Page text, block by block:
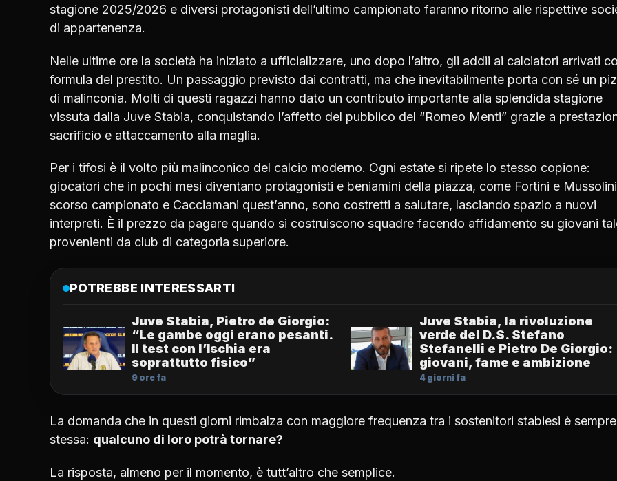
stagione 2025/2026 e diversi protagonisti dell’ultimo campionato faranno ritorno alle rispettive
di appartenenza.
Nelle ultime ore la società ha iniziato a ufficializzare, uno dopo l’altro, gli addii ai calciatori arrivati
formula del prestito. Un passaggio previsto dai contratti, ma che inevitabilmente porta con sé un
di malinconia. Molti di questi ragazzi hanno dato un contributo importante alla splendida stagione
vissuta dalla Juve Stabia, conquistando l’affetto del pubblico del “Romeo Menti” grazie a
sacrificio e attaccamento alla maglia.
Per i tifosi è il volto più malinconico del calcio moderno. Ogni estate si ripete lo stesso copione:
giocatori che in pochi mesi diventano protagonisti e beniamini della piazza, come Fortini e
scorso campionato e Cacciamani quest’anno, sono costretti a salutare, lasciando spazio a nuovi
interpreti. È il prezzo da pagare quando si costruiscono squadre facendo affidamento su giovani
provenienti da club di categoria superiore.
POTREBBE INTERESSARTI
Juve Stabia, Pietro de Giorgio:
“Le gambe oggi erano pesanti.
Il test con l’Ischia era
soprattutto fisico”
9 ore fa
Juve Stabia, la rivoluzione
verde del D.S. Stefano
Stefanelli e Pietro De Giorgio:
giovani, fame e ambizione
4 giorni fa
La domanda che in questi giorni rimbalza con maggiore frequenza tra i sostenitori stabiesi è
stessa: qualcuno di loro potrà tornare?
La risposta, almeno per il momento, è tutt’altro che semplice.